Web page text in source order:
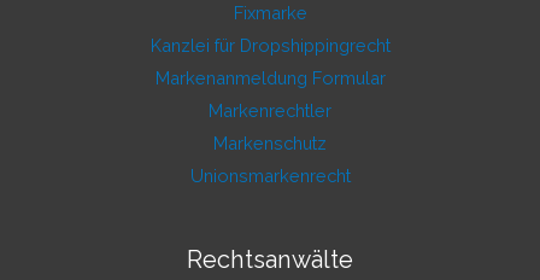
Fixmarke
Kanzlei für Dropshippingrecht
Markenanmeldung Formular
Markenrechtler
Markenschutz
Unionsmarkenrecht
Rechtsanwälte